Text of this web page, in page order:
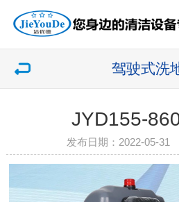
驾驶式洗
JYD155-
发布日期：2022-05-31